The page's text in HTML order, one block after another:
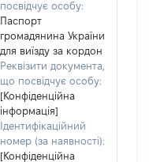
посвідчує особу:
Паспорт
громадянина України
для виїзду за кордон
Реквізити документа,
що посвідчує особу:
[Конфіденційна
інформація]
Ідентифікаційний
номер (за наявності):
[Конфіденційна